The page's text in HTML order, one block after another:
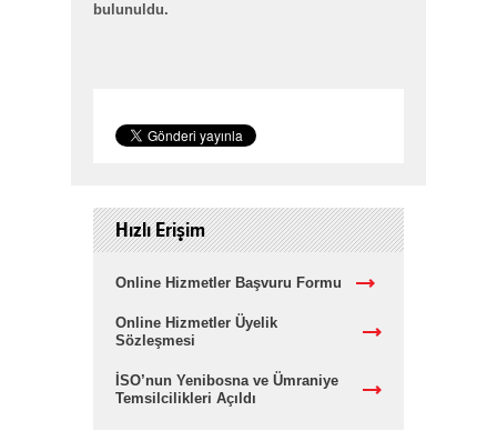
bulunuldu.
Hızlı Erişim
Online Hizmetler Başvuru Formu
Online Hizmetler Üyelik
Sözleşmesi
İSO’nun Yenibosna ve Ümraniye
Temsilcilikleri Açıldı